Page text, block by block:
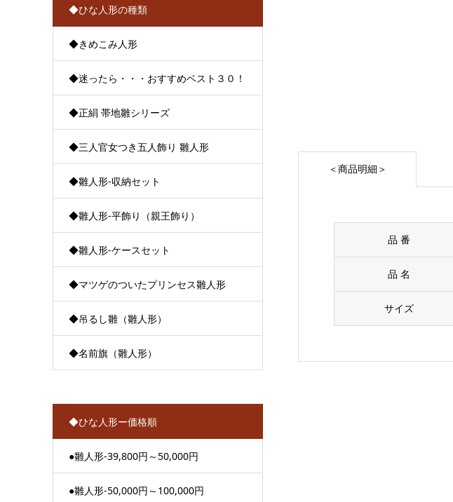
＜商品明細＞
品 番
品 名
サイズ
◆ひな人形の種類
◆きめこみ人形
◆迷ったら・・・おすすめベスト３０！
◆正絹 帯地雛シリーズ
◆三人官女つき五人飾り 雛人形
◆雛人形-収納セット
◆雛人形-平飾り（親王飾り）
◆雛人形-ケースセット
◆マツゲのついたプリンセス雛人形
◆吊るし雛（雛人形）
◆名前旗（雛人形）
◆ひな人形ー価格順
●雛人形-39,800円～50,000円
●雛人形-50,000円～100,000円